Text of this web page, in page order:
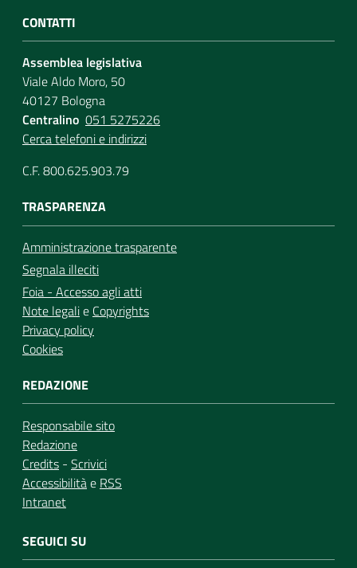
CONTATTI
Assemblea legislativa
Viale Aldo Moro, 50
40127 Bologna
Centralino 051 5275226
Cerca telefoni e indirizzi
C.F. 800.625.903.79
TRASPARENZA
Amministrazione trasparente
Segnala illeciti
Foia - Accesso agli atti
Note legalie Copyrights
Privacy policy
Cookies
REDAZIONE
Responsabile sito
Redazione
Credits - Scrivici
Accessibilitàe RSS
Intranet
SEGUICI SU